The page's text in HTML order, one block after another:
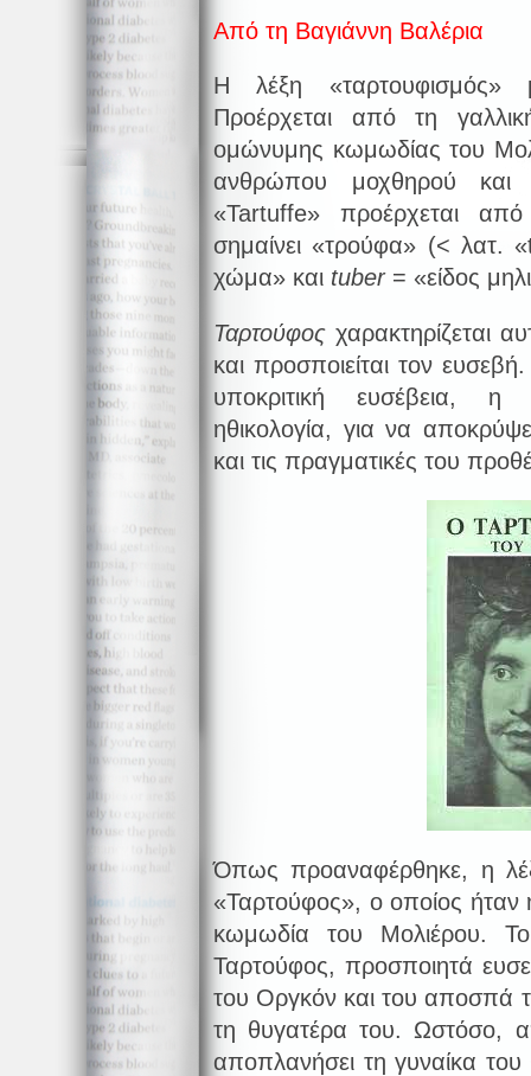
Από τη Βαγιάννη Βαλέρια
Η λέξη «ταρτουφισμός»
Προέρχεται από τη
ομώνυμης κωμωδίας του
ανθρώπου μοχθηρού και
«Tartuffe» προέρχεται
σημαίνει «τρούφα» (< λατ.
χώμα» και tuber= «είδος
Ταρτούφος χαρακτηρίζεται
και προσποιείται τον
υποκριτική ευσέβεια, η
ηθικολογία, για να
και τις πραγματικές του
Όπως προαναφέρθηκε, η
«Ταρτούφος», ο οποίος
κωμωδία του Μολιέρου.
Ταρτούφος, προσποιητά
του Οργκόν και του αποσπά
τη θυγατέρα του. Ωστόσο,
αποπλανήσει τη γυναίκα